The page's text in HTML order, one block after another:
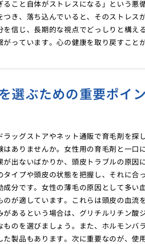
ること自体がストレスになる」という
き、落ち込んでいると、そのストレス
信じ、長期的な視点でどっしりと構
っています。心の健康を取り戻すこ
選ぶための重要ポイ
ッグストアやネット通販で育毛剤を探
ありませんか。女性用の育毛剤と一
出ないばかりか、頭皮トラブルの原
イプや頭皮の状態を把握し、それに
分です。女性の薄毛の原因として多い
が適しています。これらは頭皮の血
あるという場合は、グリチルリチン
のを選びましょう。また、ホルモン
製品もあります。次に重要なのが、